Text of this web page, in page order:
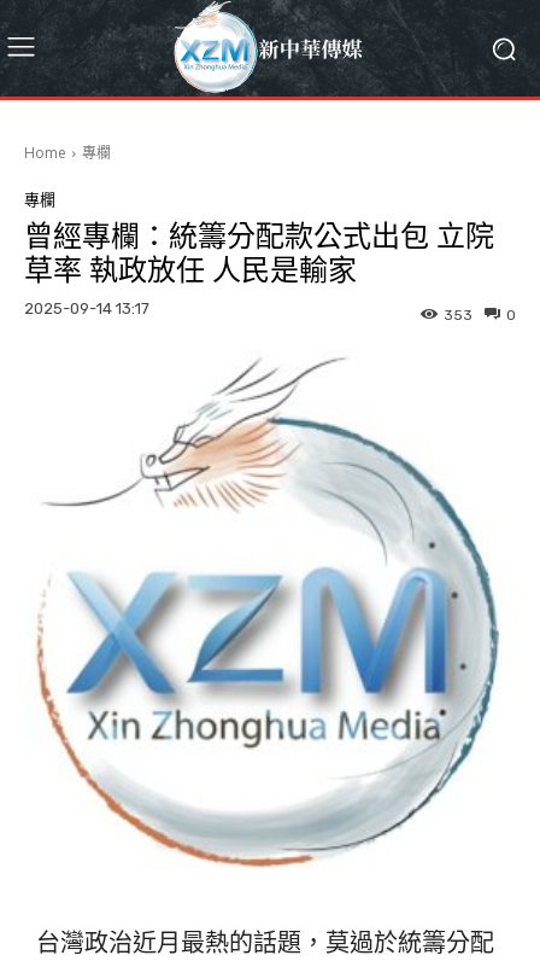
Home 專欄
專欄
曾經專欄：統籌分配款公式出包 立院
草率 執政放任 人民是輸家
2025-09-14 13:17 0
353
台灣政治近月最熱的話題，莫過於統籌分配